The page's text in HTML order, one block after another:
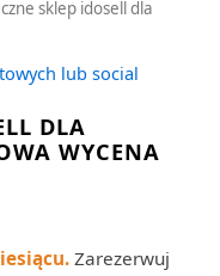
sklep idosell dla
lub social
DLA
WYCENA
Zarezerwuj